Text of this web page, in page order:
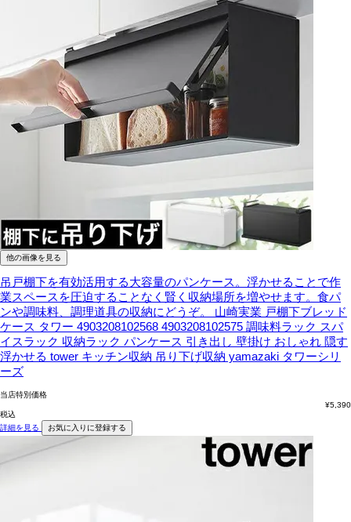
他の画像を見る
吊戸棚下を有効活用する大容量のパンケース。浮かせることで作
業スペースを圧迫することなく賢く収納場所を増やせます。食パ
ンや調味料、調理道具の収納にどうぞ。
山崎実業 戸棚下ブレッド
ケース タワー 4903208102568 4903208102575 調味料ラック スパ
イスラック 収納ラック パンケース 引き出し 壁掛け おしゃれ 隠す
浮かせる tower キッチン収納 吊り下げ収納 yamazaki タワーシリ
ーズ
当店特別価格
¥5,390
税込
詳細を見る
お気に入りに登録する